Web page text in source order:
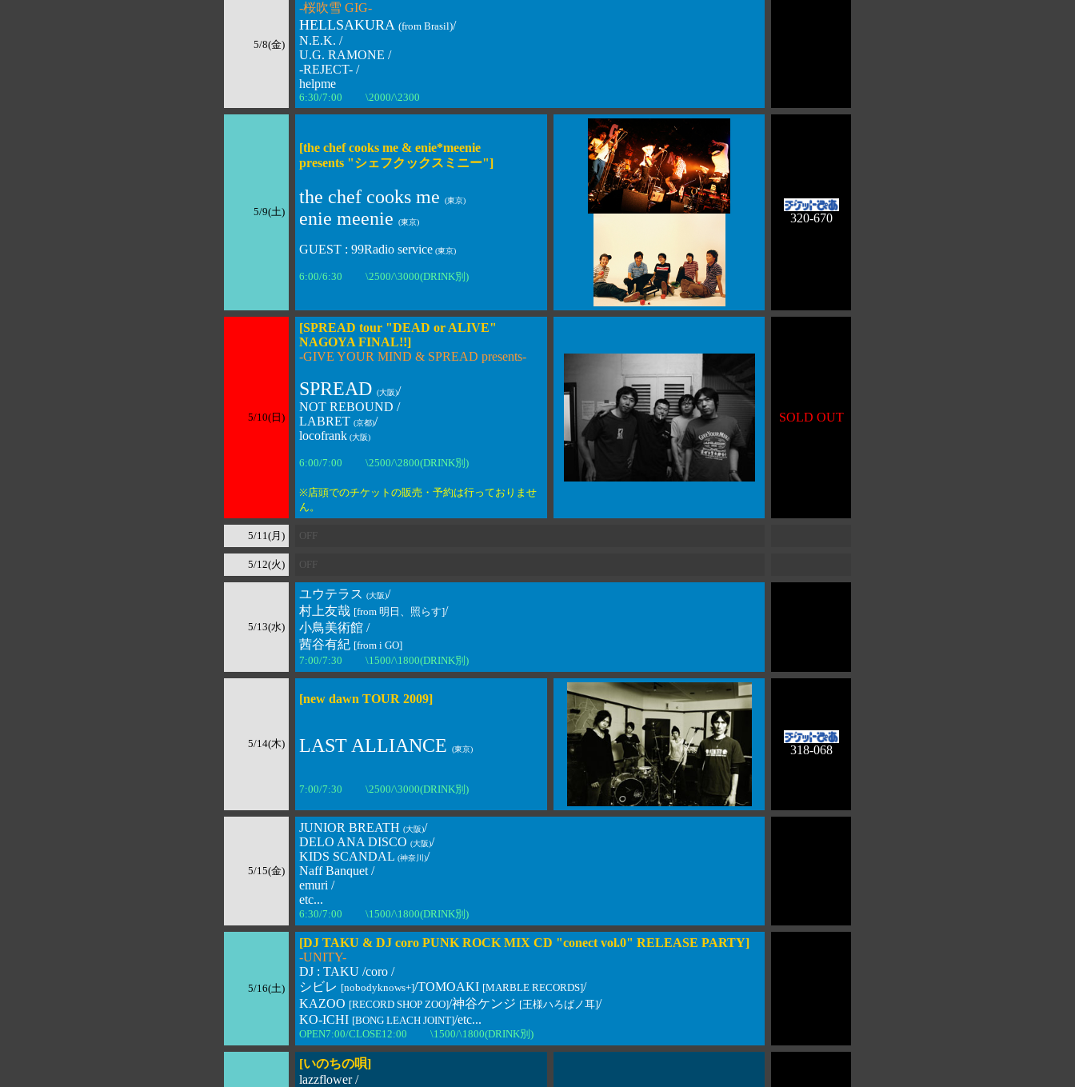
5/8(金)
-桜吹雪 GIG-
HELLSAKURA (from Brasil)/
N.E.K. /
U.G. RAMONE /
-REJECT- /
helpme
6:30/7:00 \2000/\2300
5/9(土)
[the chef cooks me & enie*meenie
presents "シェフクックスミニー"]
the chef cooks me (東京)
enie meenie (東京)
GUEST : 99Radio service (東京)
6:00/6:30 \2500/\3000(DRINK別)
320-670
5/10(日)
[SPREAD tour "DEAD or ALIVE"
NAGOYA FINAL!!]
-GIVE YOUR MIND & SPREAD presents-
SPREAD (大阪)/
NOT REBOUND /
LABRET (京都)/
locofrank (大阪)
6:00/7:00 \2500/\2800(DRINK別)
※店頭でのチケットの販売・予約は行っておりませ
ん。
SOLD OUT
5/11(月) OFF
5/12(火) OFF
5/13(水)
ユウテラス (大阪)/
村上友哉 [from 明日、照らす]/
小鳥美術館 /
茜谷有紀 [from i GO]
7:00/7:30 \1500/\1800(DRINK別)
5/14(木)
[new dawn TOUR 2009]
LAST ALLIANCE (東京)
7:00/7:30 \2500/\3000(DRINK別)
318-068
5/15(金)
JUNIOR BREATH (大阪)/
DELO ANA DISCO (大阪)/
KIDS SCANDAL (神奈川)/
Naff Banquet /
emuri /
etc...
6:30/7:00 \1500/\1800(DRINK別)
5/16(土)
[DJ TAKU & DJ coro PUNK ROCK MIX CD "conect vol.0" RELEASE PARTY]
-UNITY-
DJ : TAKU /coro /
シビレ [nobodyknows+]/TOMOAKI [MARBLE RECORDS]/
KAZOO [RECORD SHOP ZOO]/神谷ケンジ [王様ハろばノ耳]/
KO-ICHI [BONG LEACH JOINT]/etc...
OPEN7:00/CLOSE12:00 \1500/\1800(DRINK別)
[いのちの唄]
lazzflower /